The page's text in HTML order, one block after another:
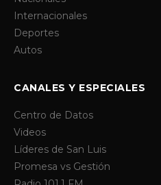
Internacionales
Deportes
Autos
CANALES Y ESPECIALES
Centro de Datos
Videos
Líderes de San Luis
Promesa vs Gestión